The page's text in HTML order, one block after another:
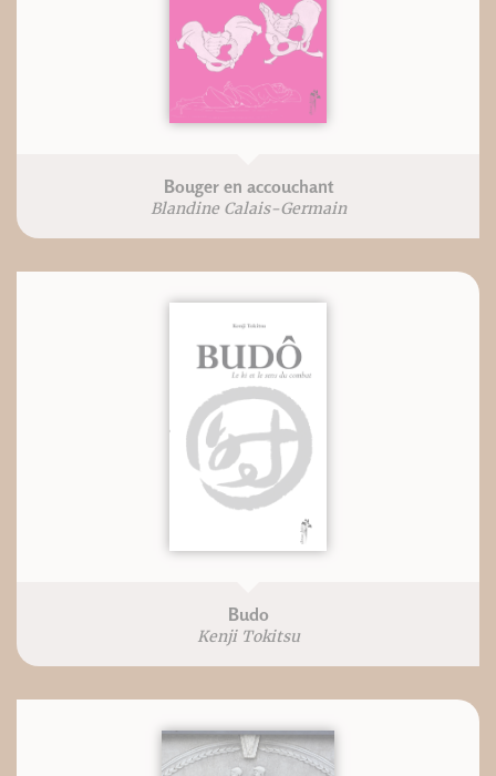
Bouger en accouchant
Blandine Calais-Germain
Budo
Kenji Tokitsu